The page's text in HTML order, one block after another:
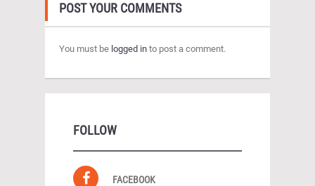
POST YOUR COMMENTS
You must be logged in to post a comment.
FOLLOW
FACEBOOK